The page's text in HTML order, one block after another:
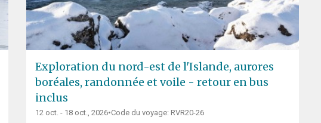
Exploration du nord-est de l'Islande, aurores
boréales, randonnée et voile - retour en bus
inclus
12 oct. - 18 oct., 2026•Code du voyage: RVR20-26